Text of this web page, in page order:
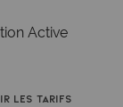
Active
les tarifs